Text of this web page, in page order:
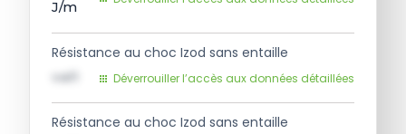
J/m
Résistance au choc Izod sans entaille
val1 Déverrouiller l’accès aux données détaillées
Résistance au choc Izod sans entaille